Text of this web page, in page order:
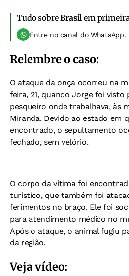
Tudo sobreBrasil em
Entre no canal do WhatsApp.
Relembre o caso:
O ataque da onça ocorreu na
feira, 21, quando Jorge foi visto
pesqueiro onde trabalhava, às
Miranda. Devido ao estado em
encontrado, o sepultamento
fechado, sem velório.
O corpo da vítima foi
turístico, que também foi
ferimentos no braço. Ele foi
para atendimento médico no
Após o ataque, o animal fugiu
da região.
Veja vídeo: